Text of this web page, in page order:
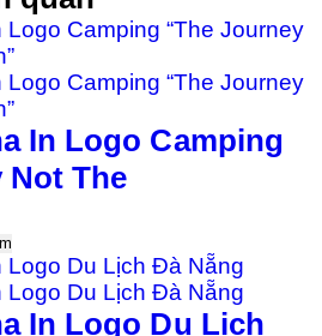
In Logo Camping
Not The
In Logo Du Lịch